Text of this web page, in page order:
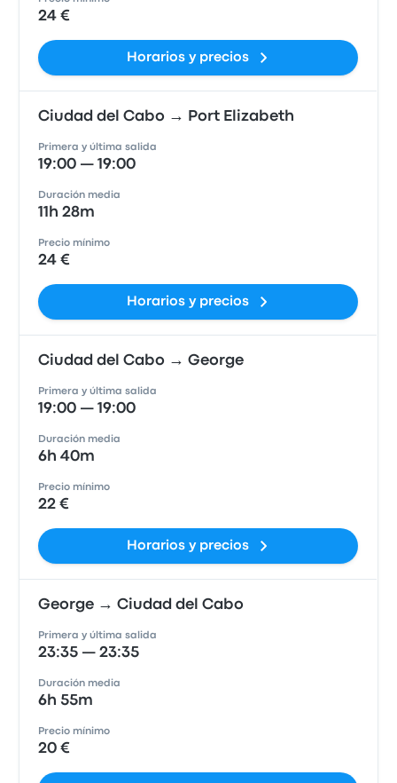
24 €
Horarios y precios
Ciudad del Cabo → Port Elizabeth
Primera y última salida
19:00 — 19:00
Duración media
11h 28m
Precio mínimo
24 €
Horarios y precios
Ciudad del Cabo → George
Primera y última salida
19:00 — 19:00
Duración media
6h 40m
Precio mínimo
22 €
Horarios y precios
George → Ciudad del Cabo
Primera y última salida
23:35 — 23:35
Duración media
6h 55m
Precio mínimo
20 €